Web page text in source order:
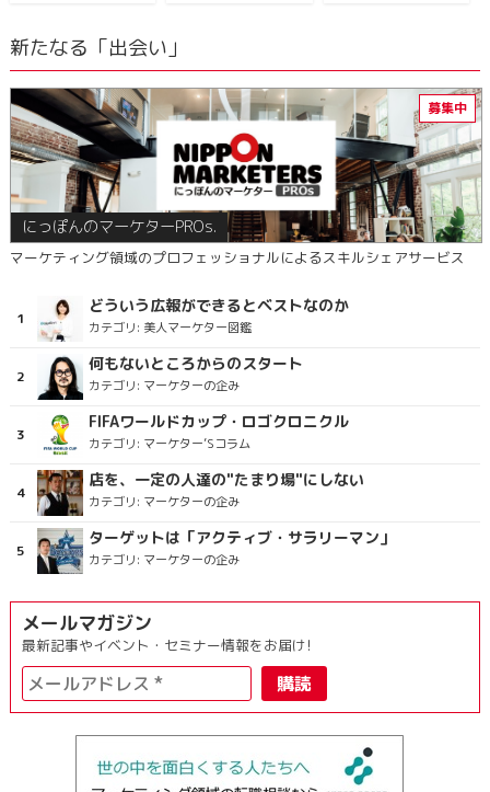
新たなる「出会い」
にっぽんのマーケターPROs.
マーケティング領域のプロフェッショナルによるスキルシェアサービス
どういう広報ができるとベストなのか
カテゴリ: 美人マーケター図鑑
何もないところからのスタート
カテゴリ: マーケターの企み
FIFAワールドカップ・ロゴクロニクル
カテゴリ: マーケター’Sコラム
店を、一定の人達の"たまり場"にしない
カテゴリ: マーケターの企み
ターゲットは「アクティブ・サラリーマン」
カテゴリ: マーケターの企み
メールマガジン
最新記事やイベント・セミナー情報をお届け!